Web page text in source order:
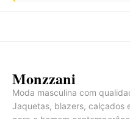
Monzzani
Moda masculina com
Jaquetas, blazers, calçados